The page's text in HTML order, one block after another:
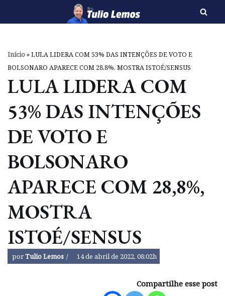
o
conteúdo
Início»LULA LIDERA COM 53% DAS INTENÇÕES DE VOTO E
BOLSONARO APARECE COM 28,8%, MOSTRA ISTOÉ/SENSUS
LULA LIDERA COM
53% DAS INTENÇÕES
DE VOTO E
BOLSONARO
APARECE COM 28,8%,
MOSTRA
ISTOÉ/SENSUS
porTulio Lemos 14 de abril de 2022, 08:02h
Compartilhe esse post